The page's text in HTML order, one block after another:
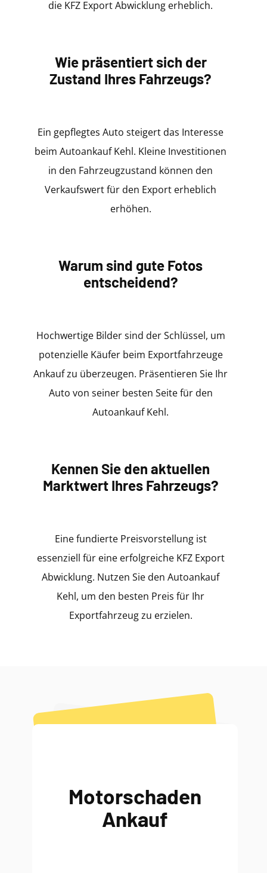
die KFZ Export Abwicklung erheblich.
Wie präsentiert sich der
Zustand Ihres Fahrzeugs?
Ein gepflegtes Auto steigert das Interesse
beim Autoankauf Kehl. Kleine Investitionen
in den Fahrzeugzustand können den
Verkaufswert für den Export erheblich
erhöhen.
Warum sind gute Fotos
entscheidend?
Hochwertige Bilder sind der Schlüssel, um
potenzielle Käufer beim Exportfahrzeuge
Ankauf zu überzeugen. Präsentieren Sie Ihr
Auto von seiner besten Seite für den
Autoankauf Kehl.
Kennen Sie den aktuellen
Marktwert Ihres Fahrzeugs?
Eine fundierte Preisvorstellung ist
essenziell für eine erfolgreiche KFZ Export
Abwicklung. Nutzen Sie den Autoankauf
Kehl, um den besten Preis für Ihr
Exportfahrzeug zu erzielen.
Motorschaden
Ankauf